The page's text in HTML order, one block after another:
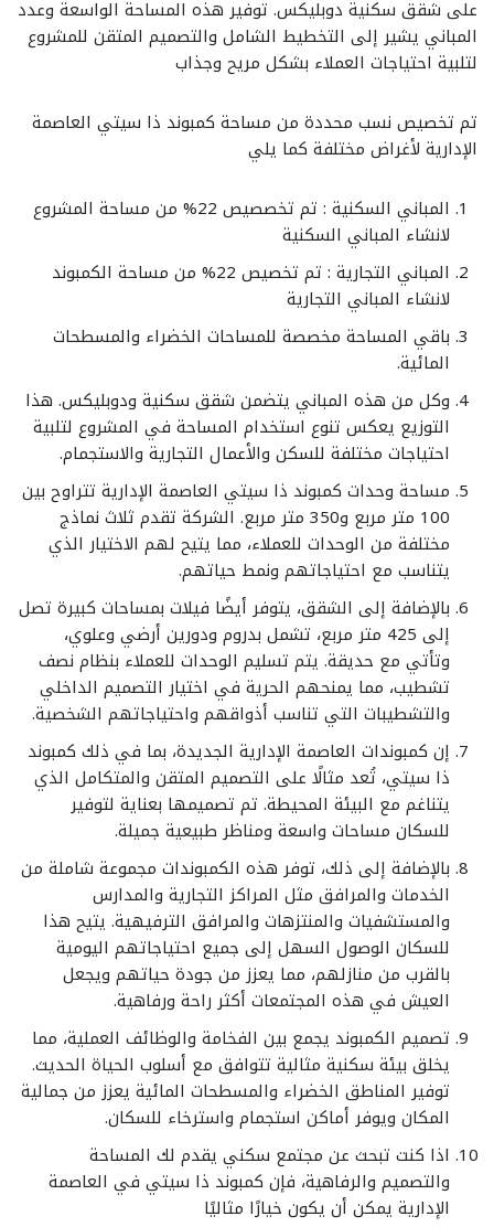
على شقق سكنية دوبليكس. توفير هذه المساحة الواسعة وعدد
المباني يشير إلى التخطيط الشامل والتصميم المتقن للمشروع
لتلبية احتياجات العملاء بشكل مريح وجذاب
تم تخصيص نسب محددة من مساحة كمبوند ذا سيتي العاصمة
الإدارية لأغراض مختلفة كما يلي
المباني السكنية : تم تخصصيص 22% من مساحة المشروع
لانشاء المباني السكنية
المباني التجارية : تم تخصيص 22% من مساحة الكمبوند
لانشاء المباني التجارية
باقي المساحة مخصصة للمساحات الخضراء والمسطحات
المائية.
وكل من هذه المباني يتضمن شقق سكنية ودوبليكس. هذا
التوزيع يعكس تنوع استخدام المساحة في المشروع لتلبية
احتياجات مختلفة للسكن والأعمال التجارية والاستجمام.
مساحة وحدات كمبوند ذا سيتي العاصمة الإدارية تتراوح بين
100 متر مربع و350 متر مربع. الشركة تقدم ثلاث نماذج
مختلفة من الوحدات للعملاء، مما يتيح لهم الاختيار الذي
يتناسب مع احتياجاتهم ونمط حياتهم.
بالإضافة إلى الشقق، يتوفر أيضًا فيلات بمساحات كبيرة تصل
إلى 425 متر مربع، تشمل بدروم ودورين أرضي وعلوي،
وتأتي مع حديقة. يتم تسليم الوحدات للعملاء بنظام نصف
تشطيب، مما يمنحهم الحرية في اختيار التصميم الداخلي
والتشطيبات التي تناسب أذواقهم واحتياجاتهم الشخصية.
إن كمبوندات العاصمة الإدارية الجديدة، بما في ذلك كمبوند
ذا سيتي، تُعد مثالًا على التصميم المتقن والمتكامل الذي
يتناغم مع البيئة المحيطة. تم تصميمها بعناية لتوفير
للسكان مساحات واسعة ومناظر طبيعية جميلة.
بالإضافة إلى ذلك، توفر هذه الكمبوندات مجموعة شاملة من
الخدمات والمرافق مثل المراكز التجارية والمدارس
والمستشفيات والمنتزهات والمرافق الترفيهية. يتيح هذا
للسكان الوصول السهل إلى جميع احتياجاتهم اليومية
بالقرب من منازلهم، مما يعزز من جودة حياتهم ويجعل
العيش في هذه المجتمعات أكثر راحة ورفاهية.
تصميم الكمبوند يجمع بين الفخامة والوظائف العملية، مما
يخلق بيئة سكنية مثالية تتوافق مع أسلوب الحياة الحديث.
توفير المناطق الخضراء والمسطحات المائية يعزز من جمالية
المكان ويوفر أماكن استجمام واسترخاء للسكان.
اذا كنت تبحث عن مجتمع سكني يقدم لك المساحة
والتصميم والرفاهية، فإن كمبوند ذا سيتي في العاصمة
الإدارية يمكن أن يكون خيارًا مثاليًا